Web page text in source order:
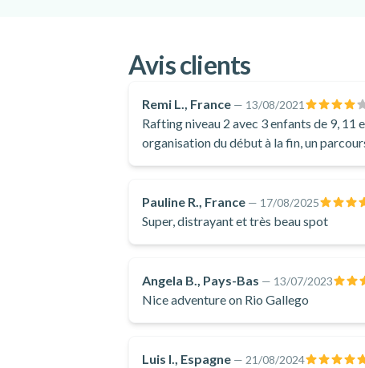
Avis clients
Remi L., France — 13/08/2021
Rafting niveau 2 avec 3 enfants de 9, 11
organisation du début à la fin, un
Pauline R., France — 17/08/2025
Super, distrayant et très beau spot
Angela B., Pays-Bas — 13/07/2023
Nice adventure on Rio Gallego
Luis I., Espagne — 21/08/2024